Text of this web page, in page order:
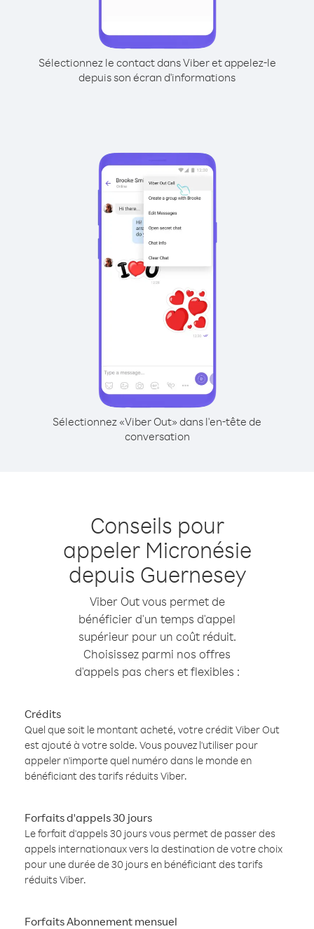
Sélectionnez le contact dans Viber et appelez-le
depuis son écran d'informations
Sélectionnez «Viber Out» dans l'en-tête de
conversation
Conseils pour
appeler Micronésie
depuis Guernesey
Viber Out vous permet de
bénéficier d'un temps d'appel
supérieur pour un coût réduit.
Choisissez parmi nos offres
d'appels pas chers et flexibles :
Crédits
Quel que soit le montant acheté, votre crédit Viber Out
est ajouté à votre solde. Vous pouvez l'utiliser pour
appeler n'importe quel numéro dans le monde en
bénéficiant des tarifs réduits Viber.
Forfaits d'appels 30 jours
Le forfait d'appels 30 jours vous permet de passer des
appels internationaux vers la destination de votre choix
pour une durée de 30 jours en bénéficiant des tarifs
réduits Viber.
Forfaits Abonnement mensuel